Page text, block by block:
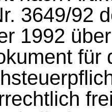
3649/92
1992
für